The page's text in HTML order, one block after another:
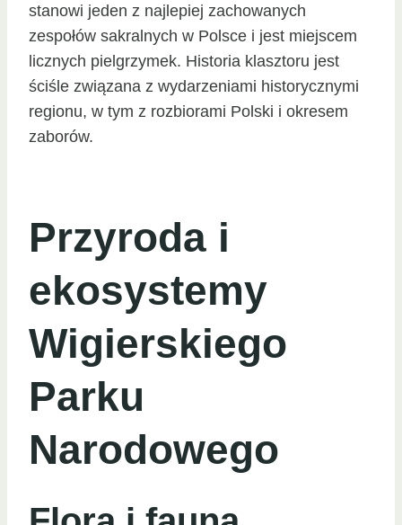
stanowi jeden z najlepiej zachowanych
zespołów sakralnych w Polsce i jest miejscem
licznych pielgrzymek. Historia klasztoru jest
ściśle związana z wydarzeniami historycznymi
regionu, w tym z rozbiorami Polski i okresem
zaborów.
Przyroda i
ekosystemy
Wigierskiego
Parku
Narodowego